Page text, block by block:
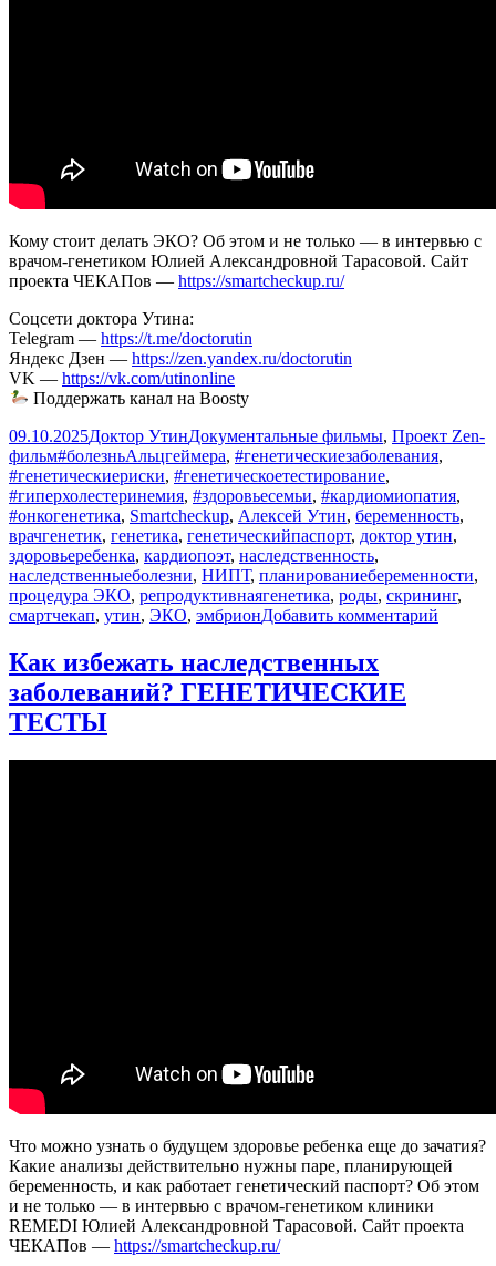
Кому стоит делать ЭКО? Об этом и не только — в интервью с
врачом-генетиком Юлией Александровной Тарасовой. Сайт
проекта ЧЕКАПов — https://smartcheckup.ru/
Соцсети доктора Утина:
Telegram — https://t.me/doctorutin
Яндекс Дзен — https://zen.yandex.ru/doctorutin
VK — https://vk.com/utinonline
Поддержать канал на Boosty
Опубликовано
09.10.2025Автор
Доктор УтинРубрики
Документальные фильмы, Проект Zen-
фильмМетки
#болезньАльцгеймера, #генетическиезаболевания,
#генетическиериски, #генетическоетестирование,
#гиперхолестеринемия, #здоровьесемьи, #кардиомиопатия,
#онкогенетика, Smartcheckup, Алексей Утин, беременность,
врачгенетик, генетика, генетическийпаспорт, доктор утин,
здоровьеребенка, кардиопоэт, наследственность,
наследственныеболезни, НИПТ, планированиебеременности,
процедура ЭКО, репродуктивнаягенетика, роды, скрининг,
смартчекап, утин, ЭКО, эмбрионДобавить комментарий
Как избежать наследственных
заболеваний? ГЕНЕТИЧЕСКИЕ
ТЕСТЫ
Что можно узнать о будущем здоровье ребенка еще до зачатия?
Какие анализы действительно нужны паре, планирующей
беременность, и как работает генетический паспорт? Об этом
и не только — в интервью с врачом-генетиком клиники
REMEDI Юлией Александровной Тарасовой. Сайт проекта
ЧЕКАПов — https://smartcheckup.ru/